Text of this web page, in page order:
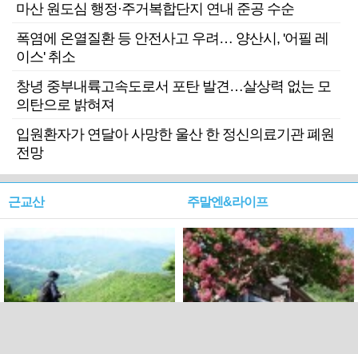
마산 원도심 행정·주거복합단지 연내 준공 수순
폭염에 온열질환 등 안전사고 우려… 양산시, '어필 레
이스' 취소
창녕 중부내륙고속도로서 포탄 발견…살상력 없는 모
의탄으로 밝혀져
입원환자가 연달아 사망한 울산 한 정신의료기관 폐원
전망
근교산 주말엔&라이프